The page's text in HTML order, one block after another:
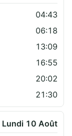
04:43
06:18
13:09
16:55
20:02
21:30
Lundi 10 Août